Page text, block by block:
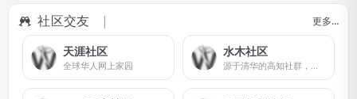
社区交友 更多…
天涯社区
全球华人网上家园
水木社区
源于清华的高知社群，象牙塔通向社会的桥梁